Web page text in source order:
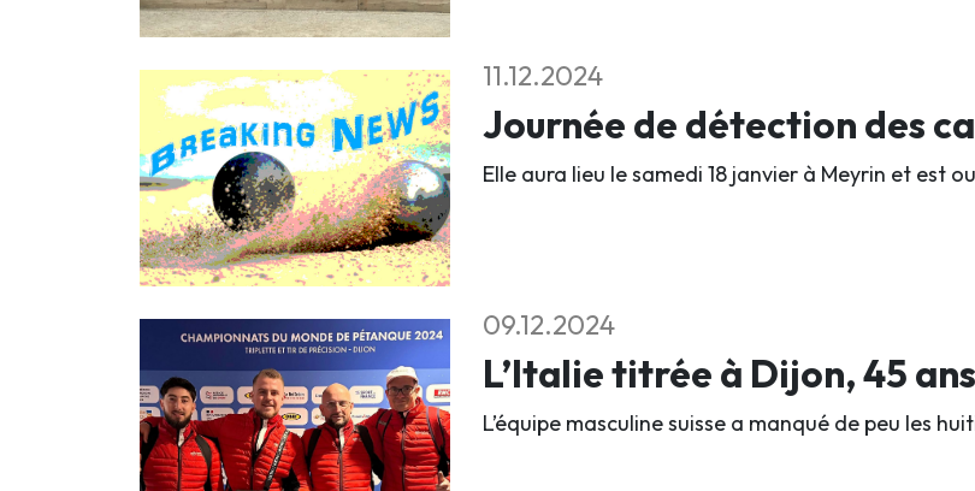
11.12.2024
Journée de détection des
Elle aura lieu le samedi 18 janvier à Meyrin et est
09.12.2024
L’Italie titrée à Dijon, 45
L’équipe masculine suisse a manqué de peu les